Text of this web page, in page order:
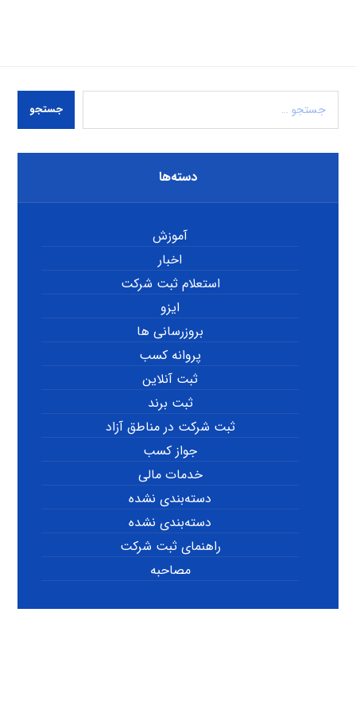
جستجو
دسته‌ها
آموزش
اخبار
استعلام ثبت شرکت
ایزو
بروزرسانی ها
پروانه کسب
ثبت آنلاین
ثبت برند
ثبت شرکت در مناطق آزاد
جواز کسب
خدمات مالی
دسته‌بندی نشده
دسته‌بندی نشده
راهنمای ثبت شرکت
مصاحبه